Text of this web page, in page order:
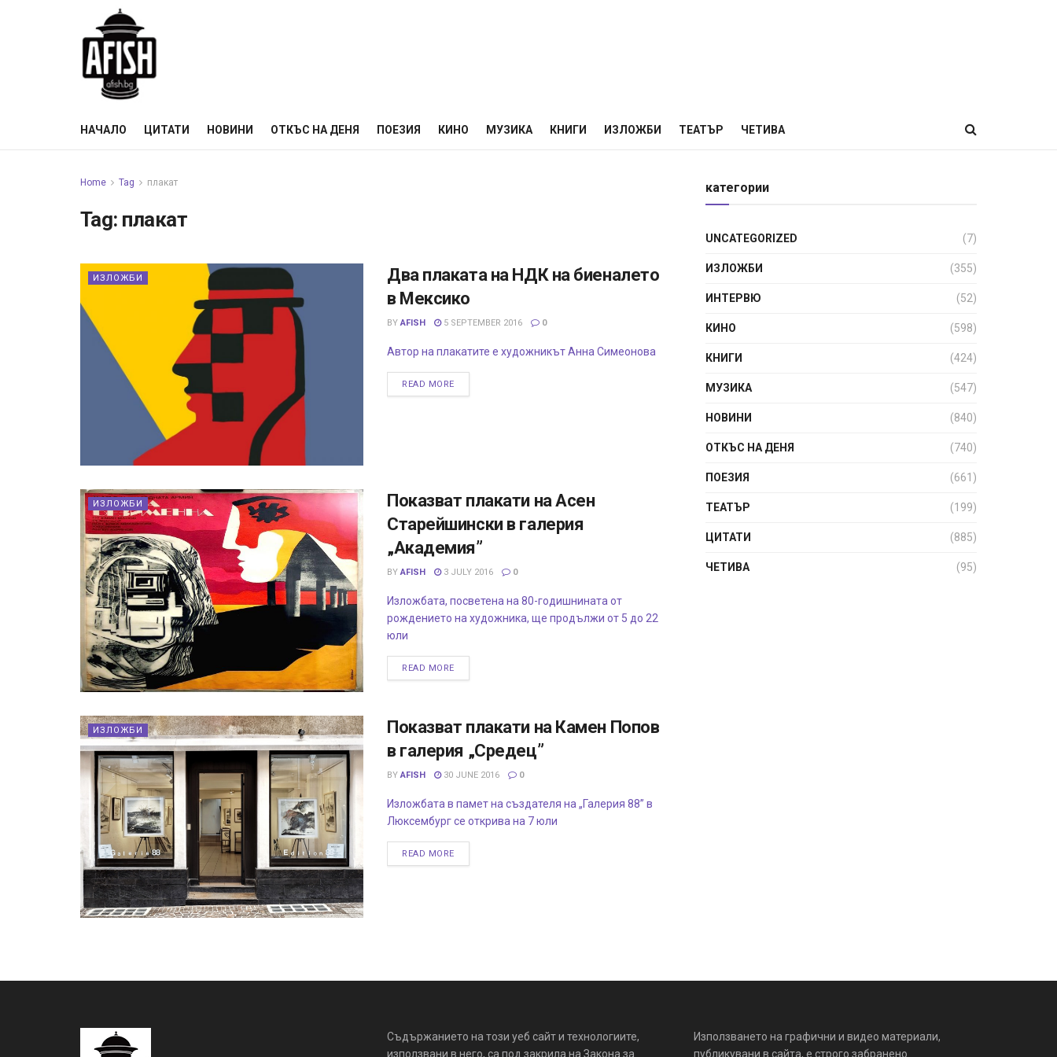
НАЧАЛО ЦИТАТИ НОВИНИ ОТКЪС НА ДЕНЯ ПОЕЗИЯ КИНО МУЗИКА КНИГИ ИЗЛОЖБИ ТЕАТЪР ЧЕТИВА
Home Tag плакат
Tag: плакат
ИЗЛОЖБИ
Два плаката на НДК на биеналето
в Мексико
BY AFISH 5 SEPTEMBER 2016 0
Автор на плакатите е художникът Анна Симеонова
READ MORE
ИЗЛОЖБИ
Показват плакати на Асен
Старейшински в галерия
„Академия”
BY AFISH 3 JULY 2016 0
Изложбата, посветена на 80-годишнината от
рождението на художника, ще продължи от 5 до 22
юли
READ MORE
ИЗЛОЖБИ
Показват плакати на Камен Попов
в галерия „Средец”
BY AFISH 30 JUNE 2016 0
Изложбата в памет на създателя на „Галерия 88” в
Люксембург се открива на 7 юли
READ MORE
категории
UNCATEGORIZED (7)
ИЗЛОЖБИ (355)
ИНТЕРВЮ (52)
КИНО (598)
КНИГИ (424)
МУЗИКА (547)
НОВИНИ (840)
ОТКЪС НА ДЕНЯ (740)
ПОЕЗИЯ (661)
ТЕАТЪР (199)
ЦИТАТИ (885)
ЧЕТИВА (95)
Съдържанието на този уеб сайт и технологиите,
използвани в него, са под закрила на Закона за
Използването на графични и видео материали,
публикувани в сайта, е строго забранено.